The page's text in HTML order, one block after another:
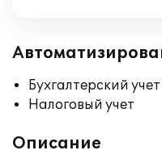
Бухгалтерский учет
Налоговый учет
Описание